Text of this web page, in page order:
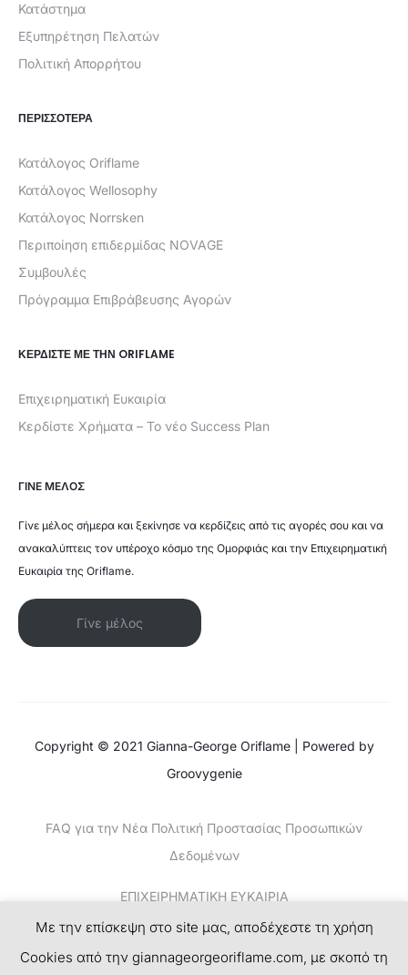
Κατάστημα
Εξυπηρέτηση Πελατών
Πολιτική Απορρήτου
ΠΕΡΙΣΣΟΤΕΡΑ
Κατάλογος Oriflame
Κατάλογος Wellosophy
Κατάλογος Norrsken
Περιποίηση επιδερμίδας NOVAGE
Συμβουλές
Πρόγραμμα Επιβράβευσης Αγορών
ΚΕΡΔΊΣΤΕ ΜΕ ΤΗΝ ORIFLAME
Επιχειρηματική Ευκαιρία
Κερδίστε Χρήματα – Το νέο Success Plan
ΓΙΝΕ ΜΕΛΟΣ
Γίνε μέλος σήμερα και ξεκίνησε να κερδίζεις από τις αγορές σου και να
ανακαλύπτεις τον υπέροχο κόσμο της Ομορφιάς και την Επιχειρηματική
Ευκαιρία της Oriflame.
Γίνε μέλος
Copyright © 2021 Gianna-George Oriflame | Powered by
Groovygenie
FAQ για την Νέα Πολιτική Προστασίας Προσωπικών
Δεδομένων
ΕΠΙΧΕΙΡΗΜΑΤΙΚΗ ΕΥΚΑΙΡΙΑ
ΚΕΡΔΙΣΤΕ ΧΡΗΜΑΤΑ-ΤΟ ΝΕΟ SUCCESS PLAN
Με την επίσκεψη στο site μας, αποδέχεστε τη χρήση
Cookies από την giannageorgeoriflame.com, με σκοπό τη